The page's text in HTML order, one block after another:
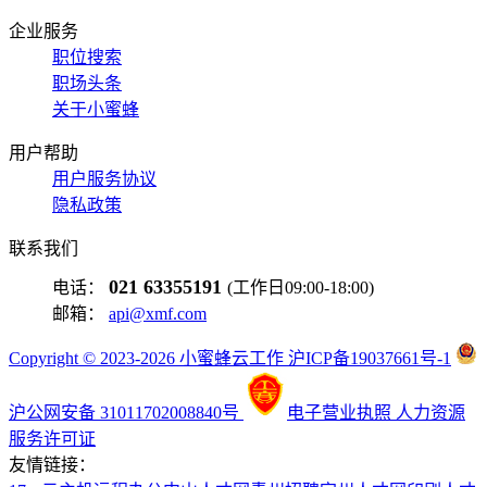
企业服务
职位搜索
职场头条
关于小蜜蜂
用户帮助
用户服务协议
隐私政策
联系我们
电话： 021 63355191 (工作日09:00-18:00)
邮箱： api@xmf.com
Copyright © 2023-2026 小蜜蜂云工作 沪ICP备19037661号-1
沪公网安备 31011702008840号 电子营业执照 人力资源
服务许可证
友情链接：